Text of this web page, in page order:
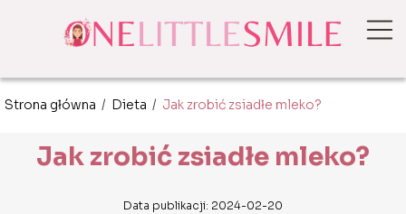
Strona główna / Dieta / Jak zrobić zsiadłe mleko?
Jak zrobić zsiadłe mleko?
Data publikacji: 2024-02-20